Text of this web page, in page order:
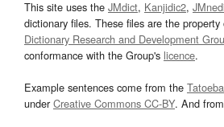
This site uses the JMdict, Kanjidic2,
dictionary files. These files are the
Dictionary Research and Development
conformance with the Group's licence.
Example sentences come from the Tatoeba
underCreative Commons CC-BY. And